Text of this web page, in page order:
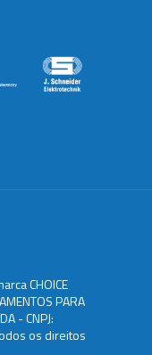
CHOICE
PARA
- CNPJ:
os direitos